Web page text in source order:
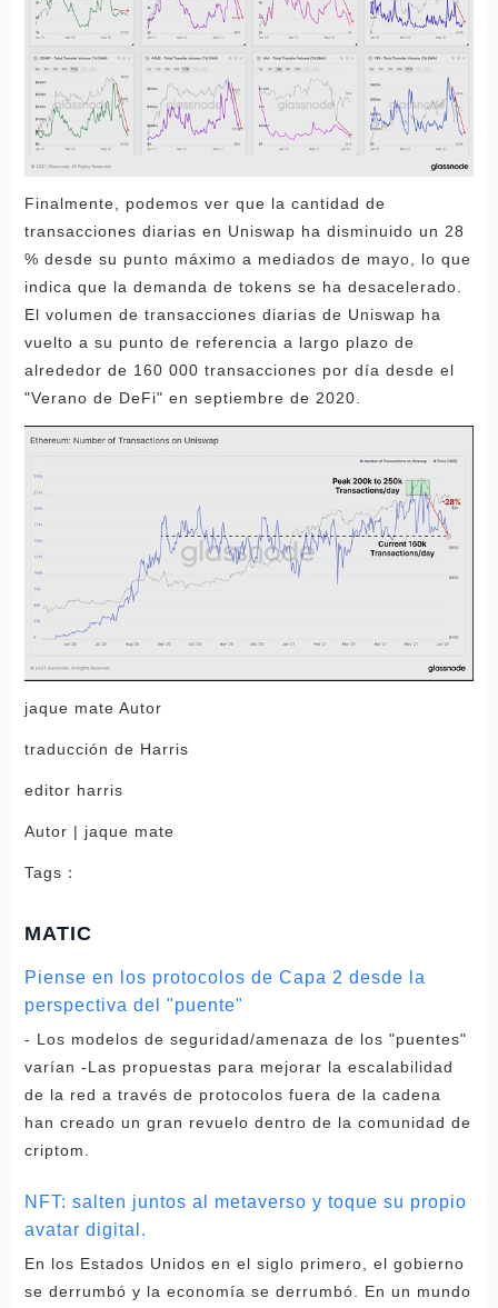
Finalmente, podemos ver que la cantidad de
transacciones diarias en Uniswap ha disminuido un 28
% desde su punto máximo a mediados de mayo, lo que
indica que la demanda de tokens se ha desacelerado.
El volumen de transacciones diarias de Uniswap ha
vuelto a su punto de referencia a largo plazo de
alrededor de 160 000 transacciones por día desde el
"Verano de DeFi" en septiembre de 2020.
jaque mate Autor
traducción de Harris
editor harris
Autor | jaque mate
Tags：
MATIC
Piense en los protocolos de Capa 2 desde la
perspectiva del "puente"
- Los modelos de seguridad/amenaza de los "puentes"
varían -Las propuestas para mejorar la escalabilidad
de la red a través de protocolos fuera de la cadena
han creado un gran revuelo dentro de la comunidad de
criptom.
NFT: salten juntos al metaverso y toque su propio
avatar digital.
En los Estados Unidos en el siglo primero, el gobierno
se derrumbó y la economía se derrumbó. En un mundo